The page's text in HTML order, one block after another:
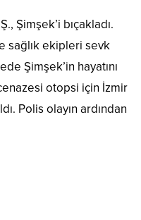
Şimşek’i bıçakladı.
sağlık ekipleri sevk
Şimşek’in hayatını
otopsi için İzmir
Polis olayın ardından